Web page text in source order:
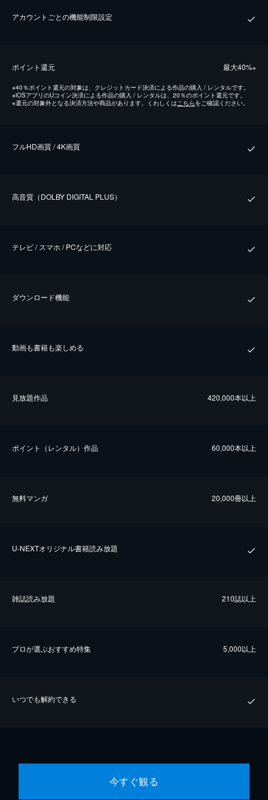
アカウントごとの機能制限設定
ポイント還元 最⼤40%※
※40％ポイント還元の対象は、クレジットカード決済による作品の購入 / レンタルです。
※iOSアプリのUコイン決済による作品の購入 / レンタルは、20％のポイント還元です。
※還元の対象外となる決済方法や商品があります。くわしくはこちらをご確認ください。
フルHD画質 / 4K画質
⾼⾳質（DOLBY DIGITAL PLUS）
テレビ / スマホ / PCなどに対応
ダウンロード機能
動画も書籍も楽しめる
⾒放題作品 420,000本以上
ポイント（レンタル）作品 60,000本以上
無料マンガ 20,000冊以上
U-NEXTオリジナル書籍読み放題
雑誌読み放題 210誌以上
プロが選ぶおすすめ特集 5,000以上
いつでも解約できる
今すぐ観る